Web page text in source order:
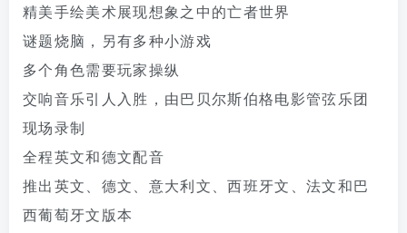
精美手绘美术展现想象之中的亡者世界
谜题烧脑，另有多种小游戏
多个角色需要玩家操纵
交响音乐引人入胜，由巴贝尔斯伯格电影管弦乐团
现场录制
全程英文和德文配音
推出英文、德文、意大利文、西班牙文、法文和巴
西葡萄牙文版本